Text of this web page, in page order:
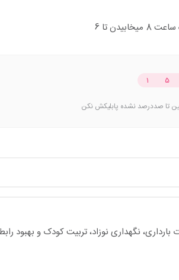
تا 6
1 5
نگهداری نوزاد، تربیت کودک و بهبود